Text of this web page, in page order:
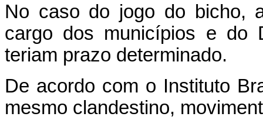
No caso do jogo do bicho,
cargo dos municípios e do
teriam prazo determinado.
De acordo com o Instituto
mesmo clandestino,